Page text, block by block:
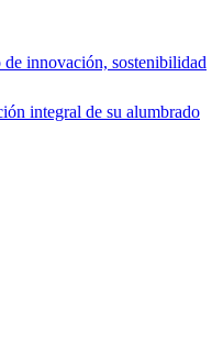
de innovación, sostenibilidad
integral de su alumbrado